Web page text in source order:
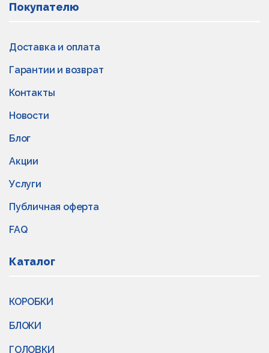
Покупателю
Доставка и оплата
Гарантии и возврат
Контакты
Новости
Блог
Акции
Услуги
Публичная оферта
FAQ
Каталог
КОРОБКИ
БЛОКИ
ГОЛОВКИ